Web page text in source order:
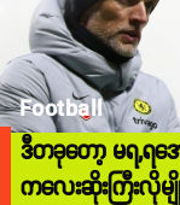
Football
ဒီတခုတော့ မရ,ရအ
ကလေးဆိုးကြီးလို